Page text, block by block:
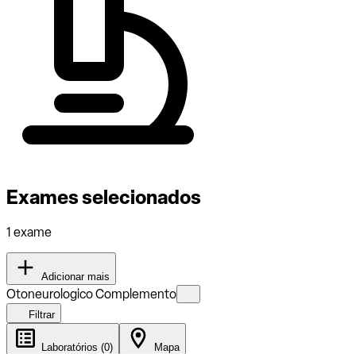
Exames selecionados
1 exame
Adicionar mais
Otoneurologico Complemento
Filtrar
Laboratórios (0) Mapa